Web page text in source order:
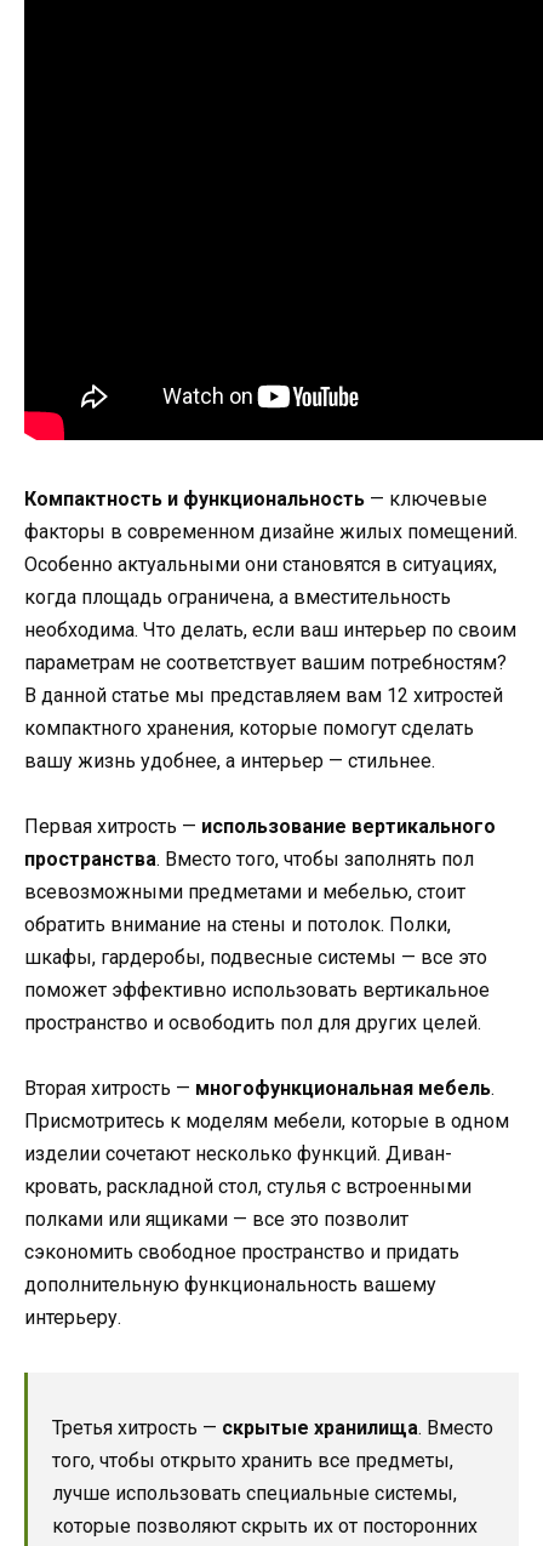
Компактность и функциональность — ключевые
факторы в современном дизайне жилых помещений.
Особенно актуальными они становятся в ситуациях,
когда площадь ограничена, а вместительность
необходима. Что делать, если ваш интерьер по своим
параметрам не соответствует вашим потребностям?
В данной статье мы представляем вам 12 хитростей
компактного хранения, которые помогут сделать
вашу жизнь удобнее, а интерьер — стильнее.
Первая хитрость — использование вертикального
пространства. Вместо того, чтобы заполнять пол
всевозможными предметами и мебелью, стоит
обратить внимание на стены и потолок. Полки,
шкафы, гардеробы, подвесные системы — все это
поможет эффективно использовать вертикальное
пространство и освободить пол для других целей.
Вторая хитрость — многофункциональная мебель.
Присмотритесь к моделям мебели, которые в одном
изделии сочетают несколько функций. Диван-
кровать, раскладной стол, стулья с встроенными
полками или ящиками — все это позволит
сэкономить свободное пространство и придать
дополнительную функциональность вашему
интерьеру.
Третья хитрость — скрытые хранилища. Вместо
того, чтобы открыто хранить все предметы,
лучше использовать специальные системы,
которые позволяют скрыть их от посторонних